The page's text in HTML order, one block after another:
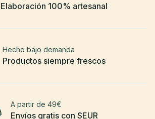
Elaboración 100% artesanal
Productos siempre frescos
Hecho bajo demanda
Envíos gratis con SEUR
A partir de 49€